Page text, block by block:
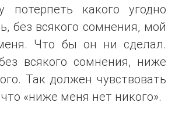
потерпеть какого угодно
без всякого сомнения, мой
Что бы он ни сделал.
всякого сомнения, ниже
Так должен чувствовать
«ниже меня нет никого».